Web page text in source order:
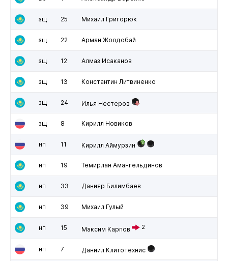
зщ 25 Михаил Григорюк
зщ 22 Арман Жолдобай
зщ 12 Алмаз Исаканов
зщ 13 Константин Литвиненко
зщ 24 Илья Нестеров
зщ 8 Кирилл Новиков
нп 11 Кирилл Аймурзин
нп 19 Темирлан Амангельдинов
нп 33 Данияр Билимбаев
нп 39 Михаил Гулый
нп 15 Максим Карпов 2
нп 7 Даниил Клитотехнис